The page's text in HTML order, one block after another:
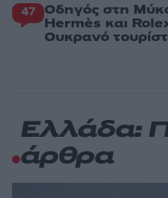
47 Οδηγός στη
Hermès και
Ουκρανό
Ελλάδα:
άρθρα